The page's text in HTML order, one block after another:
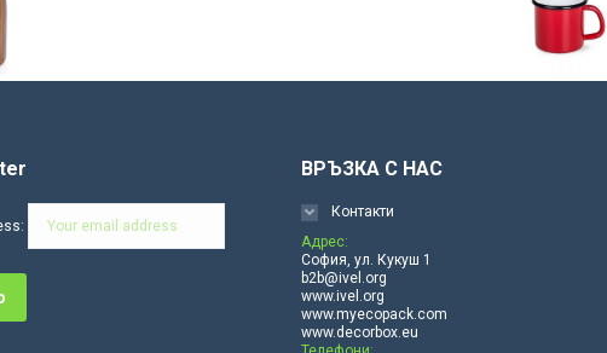
ВРЪЗКА С НАС
Контакти
Адрес:
София, ул. Кукуш 1
b2b@ivel.org
www.ivel.org
www.myecopack.com
www.decorbox.eu